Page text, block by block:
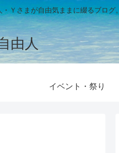
Ｙさまが自由気ままに綴るブログ。
由人
イベント・祭り